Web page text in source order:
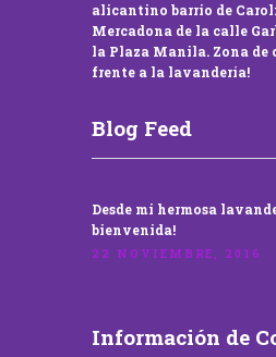
alicantino barrio de
Mercadona de la calle
la Plaza Manila. Zona de
frente a la lavandería!
Blog Feed
Desde mi hermosa
bienvenida!
22 NOVIEMBRE, 2016
Información de